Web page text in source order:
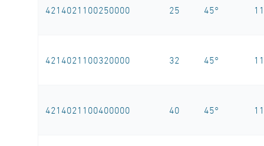
4214021100250000 25 45° 11
4214021100320000 32 45° 11
4214021100400000 40 45° 11